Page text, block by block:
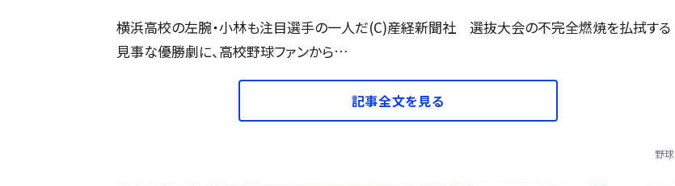
横浜高校の左腕・小林も注目選手の一人だ(C)産経新聞社 選抜大会の不完全燃焼を払拭する
見事な優勝劇に、高校野球ファンから…
記事全文を見る
野球